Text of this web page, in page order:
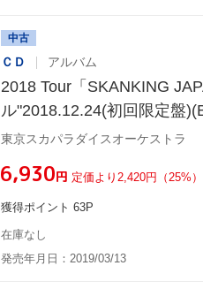
中古
ＣＤ アルバム
2018 Tour「SKANKING
ル"2018.12.24(初回限定盤
東京スカパラダイスオーケストラ
¥6,930円 定価より2,420円（25%
獲得ポイント 63P
在庫なし
発売年月日：2019/03/13